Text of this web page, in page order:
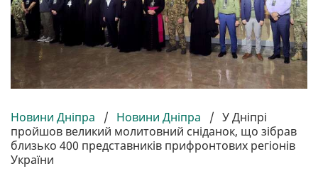
Новини Дніпра / Новини Дніпра / У Дніпрі
пройшов великий молитовний сніданок, що зібрав
близько 400 представників прифронтових регіонів
України